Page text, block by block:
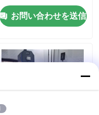
お問い合わせを送信